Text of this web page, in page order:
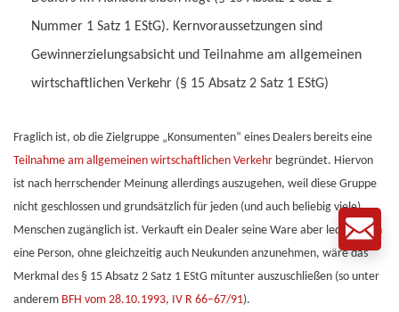
Nummer 1 Satz 1 EStG). Kernvoraussetzungen sind
Gewinnerzielungsabsicht und Teilnahme am allgemeinen
wirtschaftlichen Verkehr (§ 15 Absatz 2 Satz 1 EStG)
Fraglich ist, ob die Zielgruppe „Konsumenten“ eines Dealers bereits eine
Teilnahme am allgemeinen wirtschaftlichen Verkehr begründet. Hiervon
ist nach herrschender Meinung allerdings auszugehen, weil diese Gruppe
nicht geschlossen und grundsätzlich für jeden (und auch beliebig viele)
Menschen zugänglich ist. Verkauft ein Dealer seine Ware aber lediglich an
eine Person, ohne gleichzeitig auch Neukunden anzunehmen, wäre das
Merkmal des § 15 Absatz 2 Satz 1 EStG mitunter auszuschließen (so unter
anderem BFH vom 28.10.1993, IV R 66–67/91).